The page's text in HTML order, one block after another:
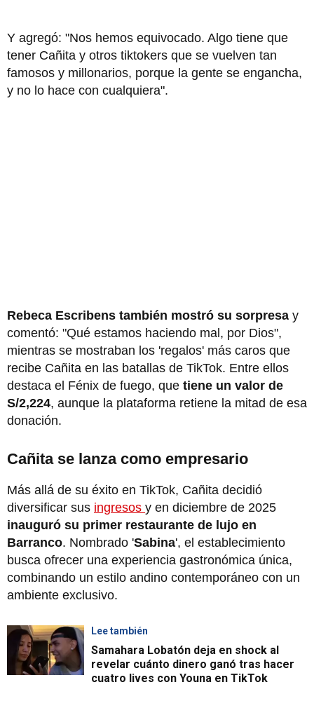
Y agregó: "Nos hemos equivocado. Algo tiene que
tener Cañita y otros tiktokers que se vuelven tan
famosos y millonarios, porque la gente se engancha,
y no lo hace con cualquiera".
Rebeca Escribens también mostró su sorpresa y
comentó: "Qué estamos haciendo mal, por Dios",
mientras se mostraban los 'regalos' más caros que
recibe Cañita en las batallas de TikTok. Entre ellos
destaca el Fénix de fuego, que tiene un valor de
S/2,224, aunque la plataforma retiene la mitad de esa
donación.
Cañita se lanza como empresario
Más allá de su éxito en TikTok, Cañita decidió
diversificar sus ingresos y en diciembre de 2025
inauguró su primer restaurante de lujo en
Barranco. Nombrado 'Sabina', el establecimiento
busca ofrecer una experiencia gastronómica única,
combinando un estilo andino contemporáneo con un
ambiente exclusivo.
Lee también
Samahara Lobatón deja en shock al
revelar cuánto dinero ganó tras hacer
cuatro lives con Youna en TikTok